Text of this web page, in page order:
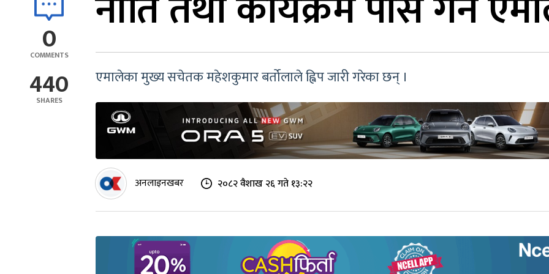
0
COMMENTS
440
SHARES
एमालेका मुख्य सचेतक महेशकुमार बर्तोलाले ह्विप जारी गरेका छन् ।
अनलाइनखबर २०८२ वैशाख २६ गते १३:२२